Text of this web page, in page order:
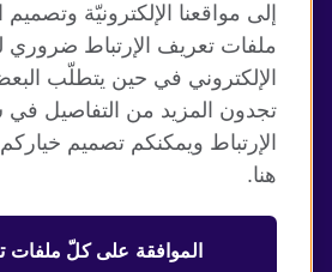
موقع المجلس الثقافي البريطاني العالمي
الخصوصية وشروط الاستخدام
ملفات تعريف الإرتباط
خارطة الموقع
إلى مواقعنا الإلكترونيّة
ملفات تعريف الإرتباط ضروري
الإلكتروني في حين يتطلّب
تجدون المزيد من التفاصيل
الإرتباط ويمكنكم تصميم
هنا.
الموافقة على كلّ ملفات